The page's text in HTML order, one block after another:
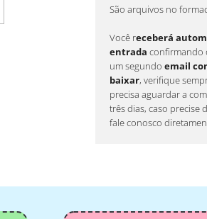
São arquivos no
Você receberá
entrada confirmando
um segundo email
baixar, verifique
precisa aguardar a
três dias, caso precise
fale conosco